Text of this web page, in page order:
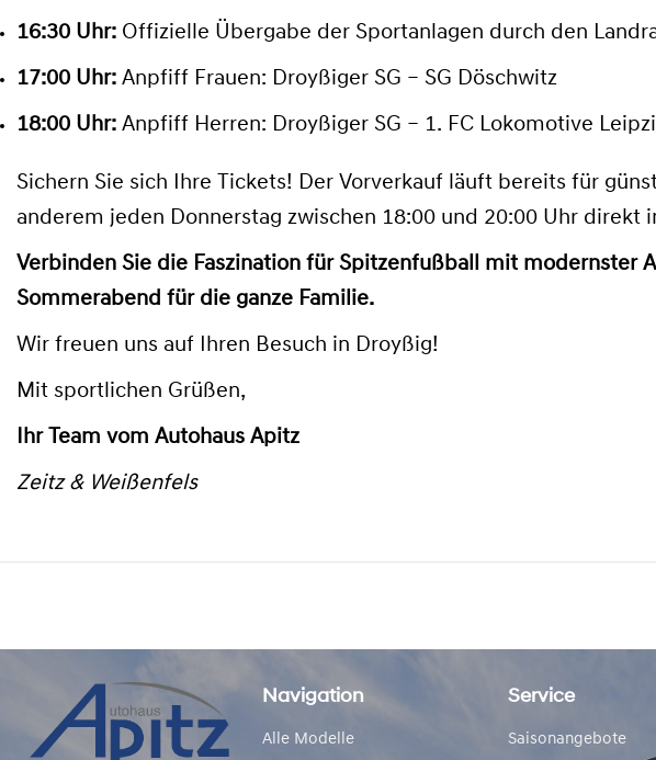
16:30 Uhr: Offizielle Übergabe der Sportanlagen durch den
17:00 Uhr: Anpfiff Frauen: Droyßiger SG – SG Döschwitz
18:00 Uhr: Anpfiff Herren: Droyßiger SG – 1. FC Lokomotive
Sichern Sie sich Ihre Tickets! Der Vorverkauf läuft bereits für
anderem jeden Donnerstag zwischen 18:00 und 20:00 Uhr direkt
Verbinden Sie die Faszination für Spitzenfußball mit
Sommerabend für die ganze Familie.
Wir freuen uns auf Ihren Besuch in Droyßig!
Mit sportlichen Grüßen,
Ihr Team vom Autohaus Apitz
Zeitz & Weißenfels
Navigation
Alle Modelle
Service
Saisonangebote